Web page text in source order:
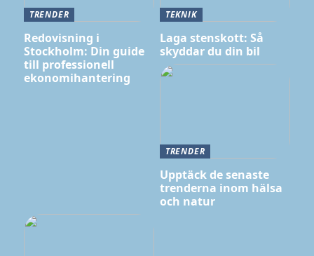
TRENDER
Redovisning i
Stockholm: Din guide
till professionell
ekonomihantering
TEKNIK
Laga stenskott: Så
skyddar du din bil
TRENDER
Upptäck de senaste
trenderna inom hälsa
och natur